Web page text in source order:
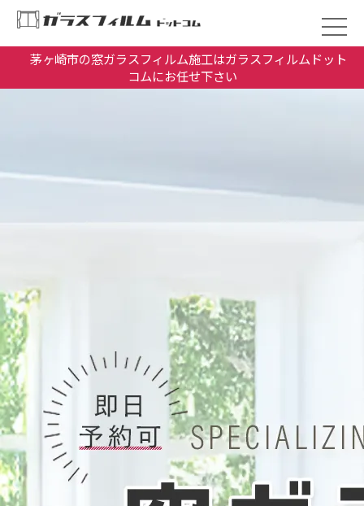
茅ヶ崎市の窓ガラスフィルム施工はガラスフィルムドット
コムにお任せ下さい